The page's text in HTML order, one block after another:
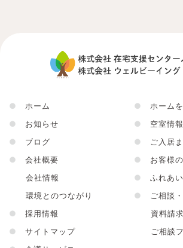
●
ホーム
●
お知らせ
●
ブログ
●
会社概要
会社情報
環境とのつながり
●
採用情報
●
サイトマップ
●
ホーム
●
空室情報
●
ご入居
●
お客様
●
ふれあ
●
ご相談
資料請
ご相談